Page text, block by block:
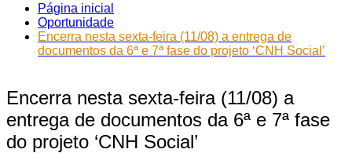
Página inicial
Oportunidade
Encerra nesta sexta-feira (11/08) a entrega de
documentos da 6ª e 7ª fase do projeto ‘CNH Social’
Encerra nesta sexta-feira (11/08) a
entrega de documentos da 6ª e 7ª fase
do projeto ‘CNH Social’